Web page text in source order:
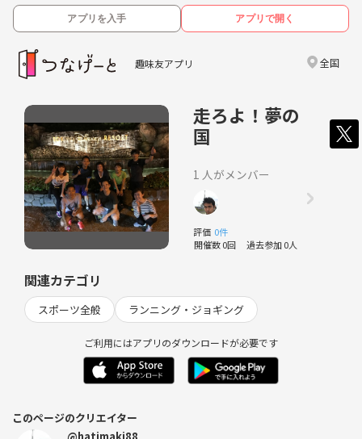
アプリを入手 アプリで開く
趣味友アプリ 全国
走ろよ！夢の
国
1 人がメンバー
評価 0件
開催数 0回 過去参加 0人
関連カテゴリ
スポーツ全般 ランニング・ジョギング
ご利用にはアプリのダウンロードが必要です
このページのクリエイター